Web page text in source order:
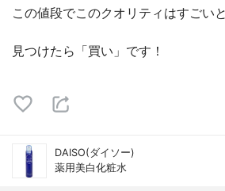
この値段でこのクオリティはすごい
見つけたら「買い」です！
DAISO(ダイソー)
薬用美白化粧水